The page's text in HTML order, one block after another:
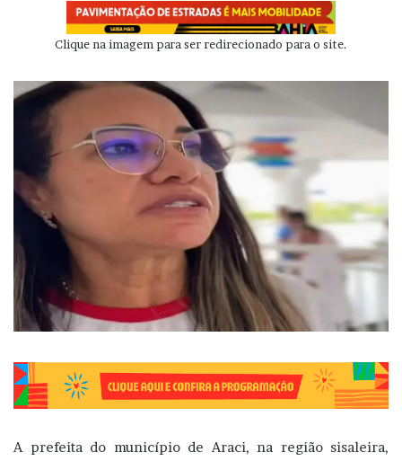
Clique na imagem para ser redirecionado para o site.
A prefeita do município de Araci, na região sisaleira,